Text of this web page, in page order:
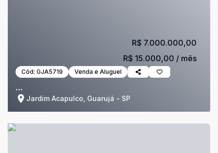
Cód: GJA5719 Venda e Aluguel
...
Jardim Acapulco, Guarujá - SP
R$ 7.000.000,00
R$ 15.000,00 / mês